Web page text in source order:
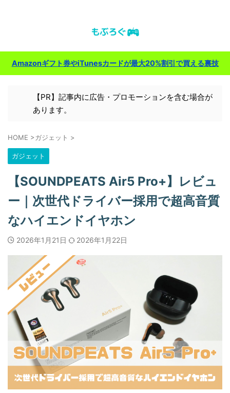
Amazonギフト券やiTunesカードが最大20%割引で買える裏技
【PR】記事内に広告・プロモーションを含む場合が
あります。
HOME >ガジェット >
ガジェット
【SOUNDPEATS Air5 Pro+】レビュ
ー｜次世代ドライバー採用で超高音質
なハイエンドイヤホン
2026年1月21日 2026年1月22日